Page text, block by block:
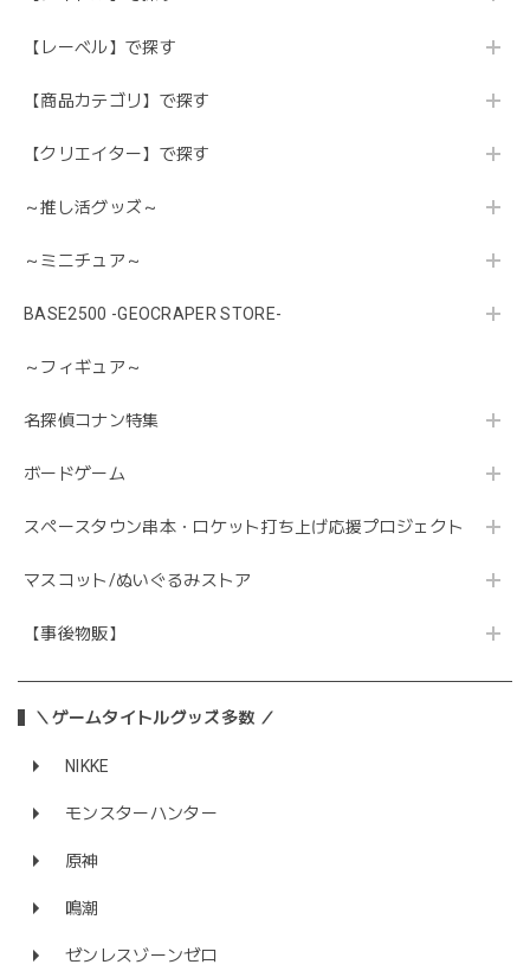
【レーベル】で探す
【商品カテゴリ】で探す
【クリエイター】で探す
～推し活グッズ～
～ミニチュア～
BASE2500 -GEOCRAPER STORE-
～フィギュア～
名探偵コナン特集
ボードゲーム
スペースタウン串本・ロケット打ち上げ応援プロジェクト
マスコット/ぬいぐるみストア
【事後物販】
＼ゲームタイトルグッズ多数 ／
NIKKE
モンスターハンター
原神
鳴潮
ゼンレスゾーンゼロ